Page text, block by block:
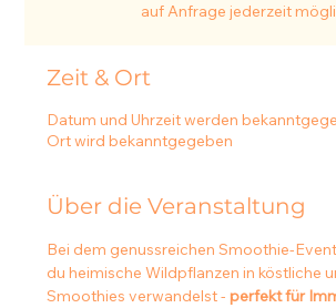
auf Anfrage jederzeit
Zeit & Ort
Datum und Uhrzeit werden
Ort wird bekanntgegeben
Über die Veranstaltung
Bei dem genussreichen Smoothie-
du heimische Wildpflanzen in köstliche
Smoothies verwandelst - perfekt für